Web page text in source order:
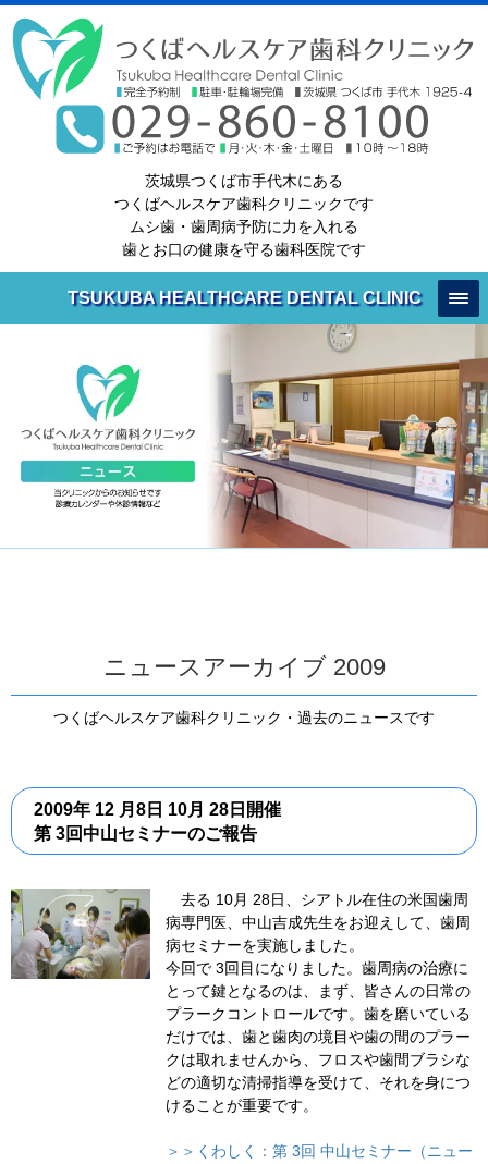
茨城県つくば市手代木にある
つくばヘルスケア歯科クリニックです
ムシ歯・歯周病予防に力を入れる
歯とお口の健康を守る歯科医院です
TSUKUBA HEALTHCARE DENTAL CLINIC
ニュースアーカイブ 2009
つくばヘルスケア歯科クリニック・過去のニュースです
2009年 12 月8日 10月 28日開催
第 3回中山セミナーのご報告
去る 10月 28日、シアトル在住の米国歯周
病専門医、中山吉成先生をお迎えして、歯周
病セミナーを実施しました。
今回で 3回目になりました。歯周病の治療に
とって鍵となるのは、まず、皆さんの日常の
プラークコントロールです。歯を磨いている
だけでは、歯と歯肉の境目や歯の間のプラー
クは取れませんから、フロスや歯間ブラシな
どの適切な清掃指導を受けて、それを身につ
けることが重要です。
＞＞くわしく：第 3回 中山セミナー（ニュー